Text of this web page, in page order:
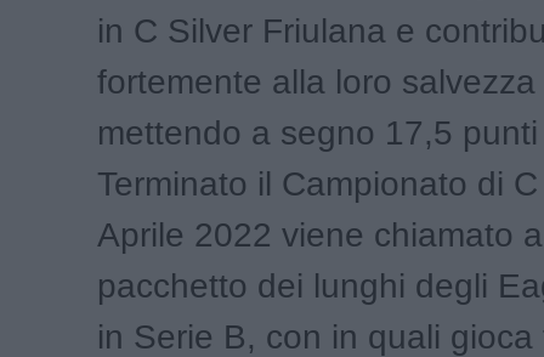
in C Silver Friulana e
fortemente alla loro
mettendo a segno 17,5
Terminato il Campionato di
Aprile 2022 viene chiamato
pacchetto dei lunghi degli
in Serie B, con in quali